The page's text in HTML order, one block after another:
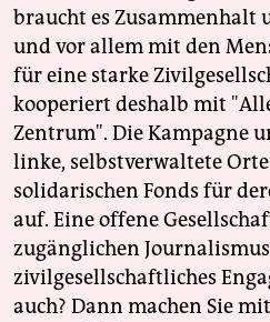
braucht es Zusammenhalt
und vor allem mit den
für eine starke
kooperiert deshalb mit
Zentrum". Die Kampagne
linke, selbstverwaltete
solidarischen Fonds für
auf. Eine offene
zugänglichen
zivilgesellschaftliches
auch? Dann machen Sie